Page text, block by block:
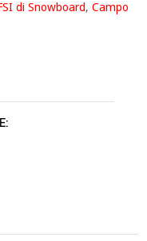
di Snowboard,Campo